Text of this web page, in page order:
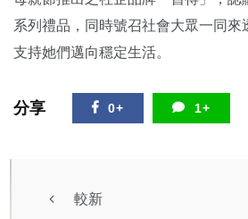
系列禮品，同時號召社會大眾一同來
支持她們邁向穩定生活。
分享 0+ 1+
較新